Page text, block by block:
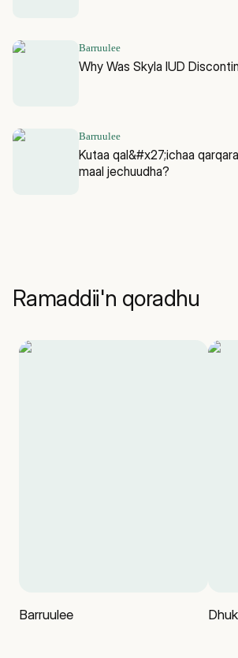
Barruulee
Why Was Skyla IUD
Barruulee
Kutaa qal&#x27;ichaa
maal jechuudha?
Ramaddii'n qoradhu
Barruulee